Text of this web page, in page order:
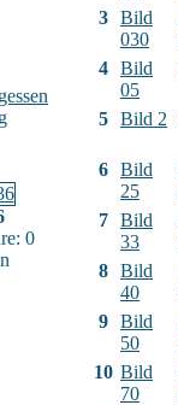
0
3 Bild
030
4 Bild
05
5 Bild 2
6 Bild
25
7 Bild
33
8 Bild
40
9 Bild
50
10 Bild
70